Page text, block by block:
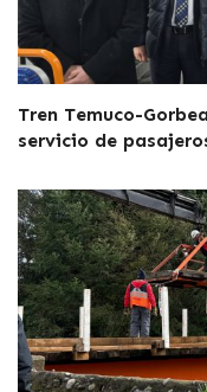
Tren Temuco-
servicio de